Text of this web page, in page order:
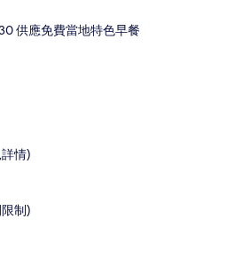
供應免費當地特色早餐
情)
制)